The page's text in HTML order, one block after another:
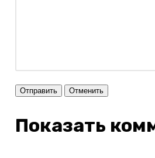
Отправить Отменить
Показать